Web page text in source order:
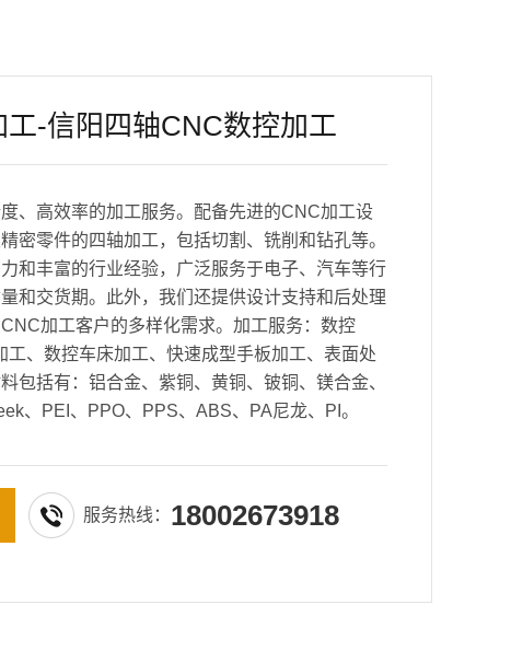
工-信阳四轴CNC数控加工
、高效率的加工服务。配备先进的CNC加工设
密零件的四轴加工，包括切割、铣削和钻孔等。
和丰富的行业经验，广泛服务于电子、汽车等行
和交货期。此外，我们还提供设计支持和后处理
加工客户的多样化需求。加工服务：数控
工、数控车床加工、快速成型手板加工、表面处
包括有：铝合金、紫铜、黄铜、铍铜、镁合金、
、PEI、PPO、PPS、ABS、PA尼龙、PI。
服务热线： 18002673918